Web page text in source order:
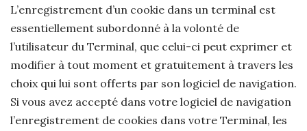
L’enregistrement d’un cookie dans un terminal est
essentiellement subordonné à la volonté de
l’utilisateur du Terminal, que celui-ci peut exprimer et
modifier à tout moment et gratuitement à travers les
choix qui lui sont offerts par son logiciel de navigation.
Si vous avez accepté dans votre logiciel de navigation
l’enregistrement de cookies dans votre Terminal, les